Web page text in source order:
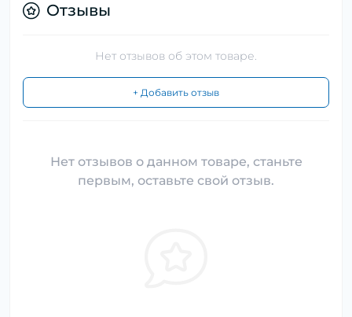
Отзывы
Нет отзывов об этом товаре.
+ Добавить отзыв
Нет отзывов о данном товаре, станьте
первым, оставьте свой отзыв.